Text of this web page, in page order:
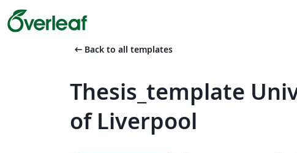
arrow_left_alt Back to all templates
Thesis_template
of Liverpool